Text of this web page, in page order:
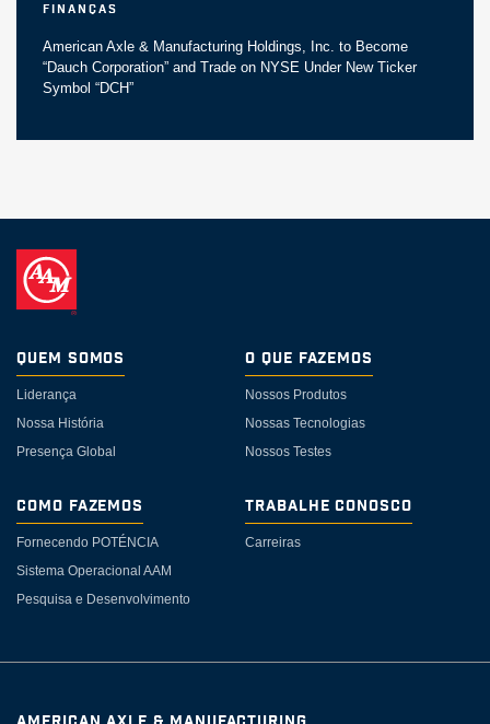
Finanças
American Axle & Manufacturing Holdings, Inc. to Become
“Dauch Corporation” and Trade on NYSE Under New Ticker
Symbol “DCH”
Quem somos
Liderança
Nossa História
Presença Global
O Que Fazemos
Nossos Produtos
Nossas Tecnologias
Nossos Testes
Como Fazemos
Fornecendo POTÉNCIA
Sistema Operacional AAM
Pesquisa e Desenvolvimento
Trabalhe Conosco
Carreiras